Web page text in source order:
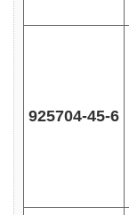
925704-45-6